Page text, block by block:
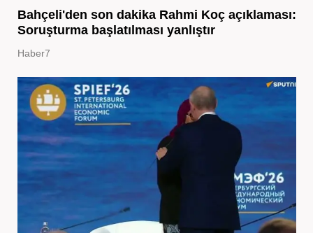
Bahçeli'den son dakika Rahmi Koç açıklaması:
Soruşturma başlatılması yanlıştır
Haber7